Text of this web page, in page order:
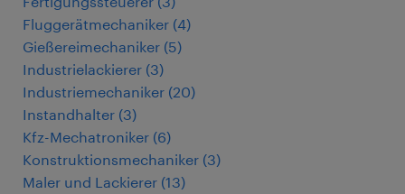
Fluggerätmechaniker (4)
Gießereimechaniker (5)
Industrielackierer (3)
Industriemechaniker (20)
Instandhalter (3)
Kfz-Mechatroniker (6)
Konstruktionsmechaniker (3)
Maler und Lackierer (13)